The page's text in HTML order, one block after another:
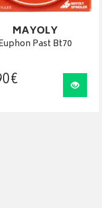
MAYOLY
Past Bt70
€